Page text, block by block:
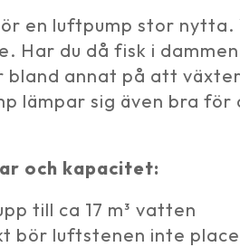
en luftpump stor
Har du då fisk i
annat på att
lämpar sig även bra
och kapacitet:
till ca 17 m³ vatten
bör luftstenen inte